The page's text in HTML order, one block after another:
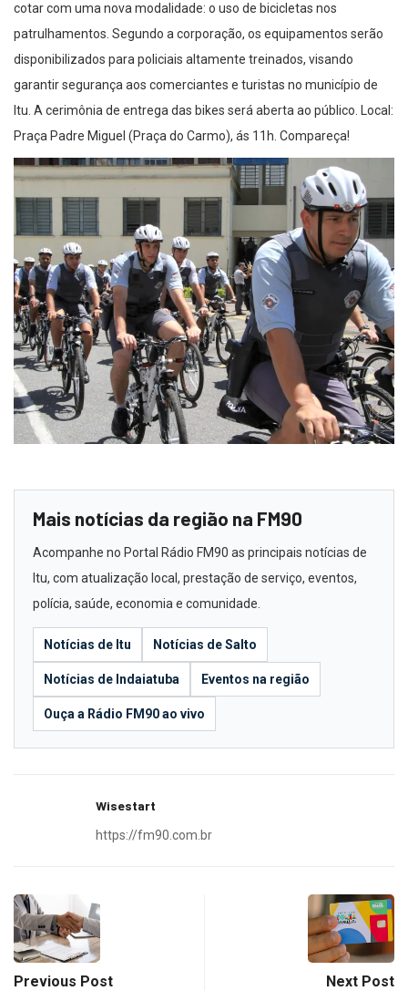
cotar com uma nova modalidade: o uso de bicicletas nos
patrulhamentos. Segundo a corporação, os equipamentos serão
disponibilizados para policiais altamente treinados, visando
garantir segurança aos comerciantes e turistas no município de
Itu. A cerimônia de entrega das bikes será aberta ao público. Local:
Praça Padre Miguel (Praça do Carmo), ás 11h. Compareça!
Mais notícias da região na FM90
Acompanhe no Portal Rádio FM90 as principais notícias de
Itu, com atualização local, prestação de serviço, eventos,
polícia, saúde, economia e comunidade.
Notícias de Itu Notícias de Salto
Notícias de Indaiatuba Eventos na região
Ouça a Rádio FM90 ao vivo
Wisestart
https://fm90.com.br
Previous Post Next Post